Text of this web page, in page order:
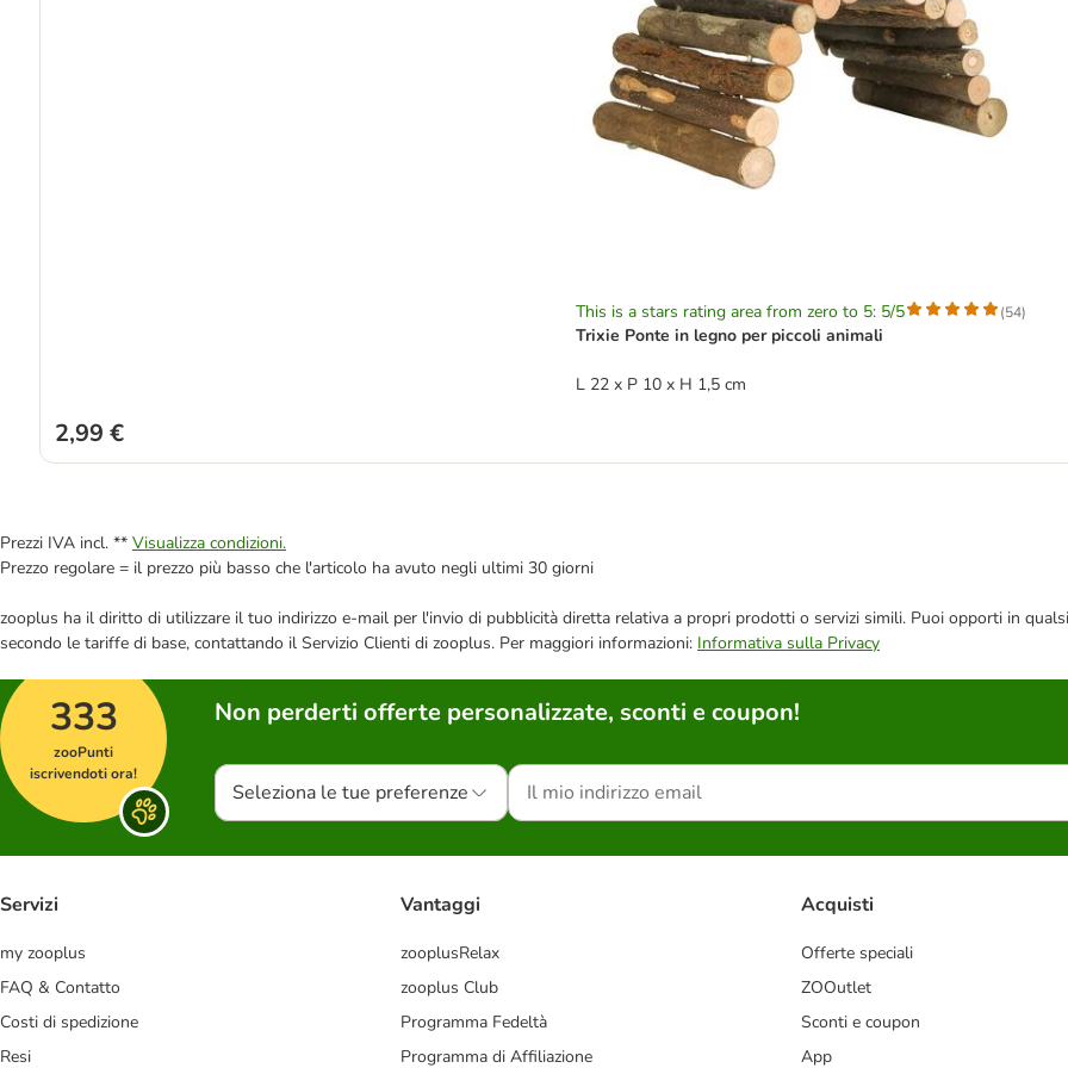
This is a stars rating area from zero to 5: 5/5 (54)
Trixie Ponte in legno per piccoli animali
L 22 x P 10 x H 1,5 cm
2,99 €
Prezzi IVA incl. ** Visualizza condizioni.
Prezzo regolare = il prezzo più basso che l'articolo ha avuto negli ultimi 30 giorni
zooplus ha il diritto di utilizzare il tuo indirizzo e-mail per l'invio di pubblicità diretta relativa a propri prodotti o servizi simili. Puoi opporti in
secondo le tariffe di base, contattando il Servizio Clienti di zooplus. Per maggiori informazioni: Informativa sulla Privacy
333
zooPunti
iscrivendoti ora!
Non perderti offerte personalizzate, sconti e coupon!
Seleziona le tue preferenze
Servizi
my zooplus
FAQ & Contatto
Costi di spedizione
Resi
Vantaggi
zooplusRelax
zooplus Club
Programma Fedeltà
Programma di Affiliazione
Acquisti
Offerte speciali
ZOOutlet
Sconti e coupon
App